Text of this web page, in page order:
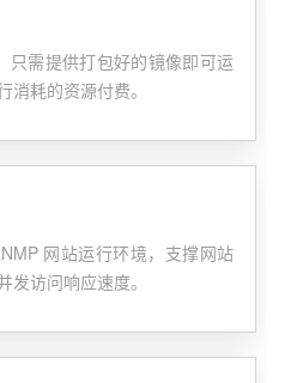
只需提供打包好的镜像即可运
耗的资源付费。
网站运行环境，支撑网站
发访问响应速度。